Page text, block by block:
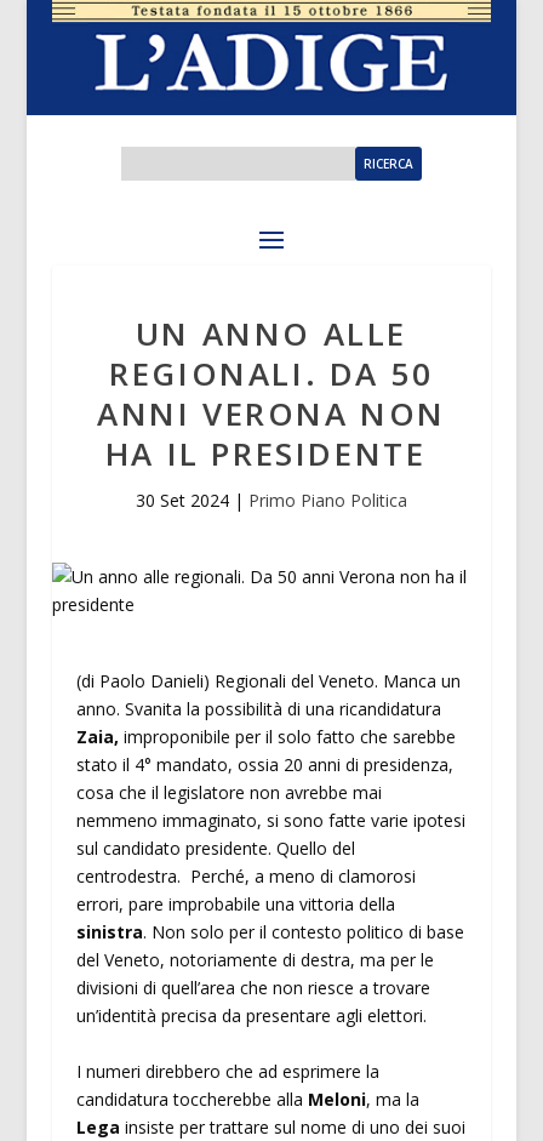
UN ANNO ALLE
REGIONALI. DA 50
ANNI VERONA NON
HA IL PRESIDENTE
30 Set 2024| Primo Piano Politica
(di Paolo Danieli) Regionali del Veneto. Manca un
anno. Svanita la possibilità di una ricandidatura
Zaia, improponibile per il solo fatto che sarebbe
stato il 4° mandato, ossia 20 anni di presidenza,
cosa che il legislatore non avrebbe mai
nemmeno immaginato, si sono fatte varie ipotesi
sul candidato presidente. Quello del
centrodestra. Perché, a meno di clamorosi
errori, pare improbabile una vittoria della
sinistra. Non solo per il contesto politico di base
del Veneto, notoriamente di destra, ma per le
divisioni di quell’area che non riesce a trovare
un’identità precisa da presentare agli elettori.
I numeri direbbero che ad esprimere la
candidatura toccherebbe alla Meloni, ma la
Lega insiste per trattare sul nome di uno dei suoi